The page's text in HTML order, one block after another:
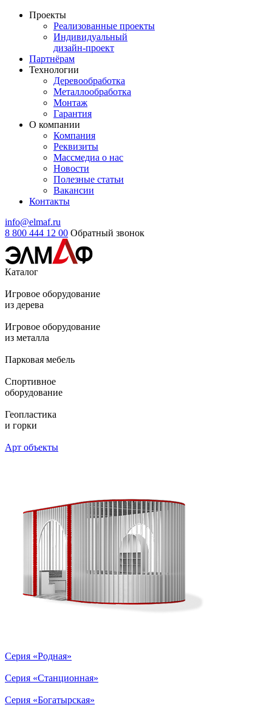
Проекты
Реализованные проекты
Индивидуальный
дизайн-проект
Партнёрам
Технологии
Деревообработка
Металлообработка
Монтаж
Гарантия
О компании
Компания
Реквизиты
Массмедиа о нас
Новости
Полезные статьи
Вакансии
Контакты
info@elmaf.ru
8 800 444 12 00 Обратный звонок
Каталог
Игровое оборудование
из дерева
Игровое оборудование
из металла
Парковая мебель
Спортивное
оборудование
Геопластика
и горки
Арт объекты
Серия «Родная»
Серия «Станционная»
Серия «Богатырская»